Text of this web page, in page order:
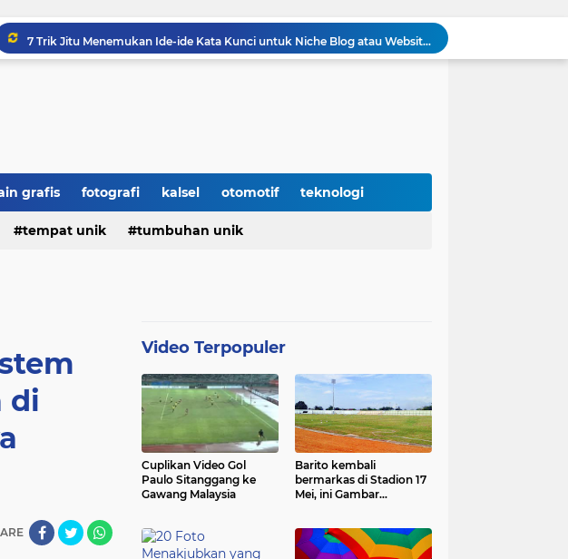
Jaime Moreno Resmi dilepas Barito Putera ke klub Venezuela, Carabobo FC
7 Fakta Unik Tentang Menangis
Sejarah Hari Pendidikan Nasional yang diperingati setiap 2 Mei
grafis fotografi kalsel otomotif teknologi
tempat unik tumbuhan unik
di
Video Terpopuler
Cuplikan Video Gol
Paulo Sitanggang ke
Gawang Malaysia
Barito kembali
bermarkas di Stadion 17
Mei, ini Gambar